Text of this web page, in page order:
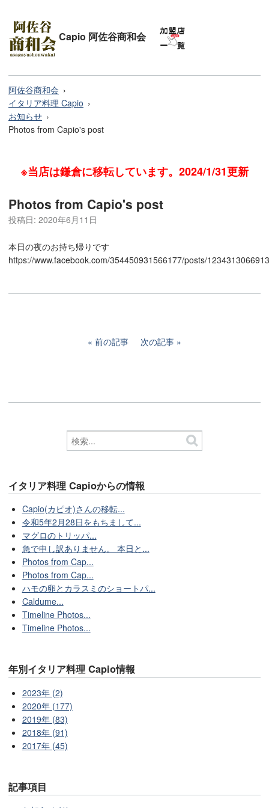
Capio 阿佐谷商和会
阿佐谷商和会
イタリア料理 Capio
お知らせ
Photos from Capio's post
※当店は鎌倉に移転しています。2024/1/31更新
Photos from Capio's post
投稿日: 2020年6月11日
本日の夜のお持ち帰りです
https://www.facebook.com/354450931566177/posts/
前の記事 次の記事
イタリア料理 Capioからの情報
Capio(カピオ)さんの移転...
令和5年2月28日をもちまして...
マグロのトリッパ...
急で申し訳ありません。 本日と...
Photos from Cap...
Photos from Cap...
ハモの卵とカラスミのショートパ...
Caldume...
Timeline Photos...
Timeline Photos...
年別イタリア料理 Capio情報
2023年 (2)
2020年 (177)
2019年 (83)
2018年 (91)
2017年 (45)
記事項目